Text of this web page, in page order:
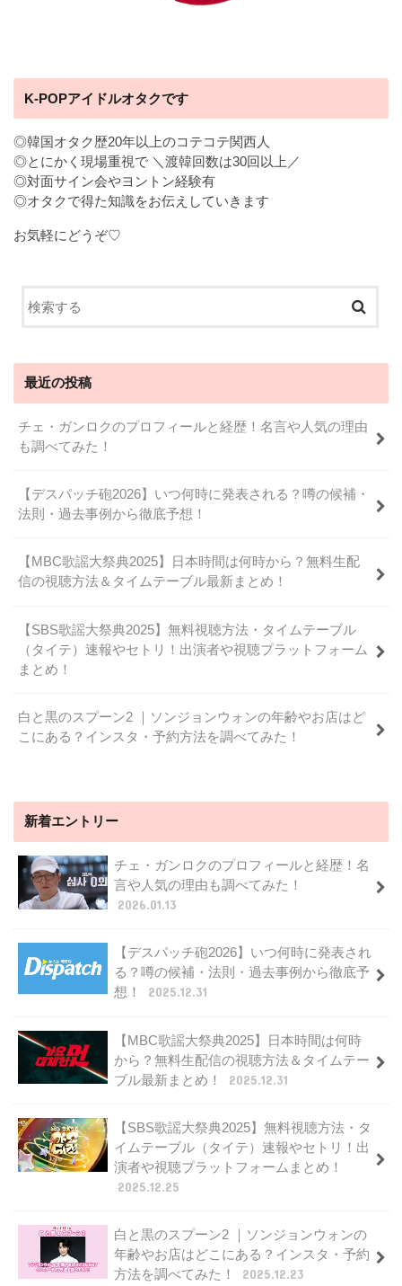
K-POPアイドルオタクです
◎韓国オタク歴20年以上のコテコテ関西人
◎とにかく現場重視で ＼渡韓回数は30回以上／
◎対面サイン会やヨントン経験有
◎オタクで得た知識をお伝えしていきます
お気軽にどうぞ♡
最近の投稿
チェ・ガンロクのプロフィールと経歴！名言や人気の理由
も調べてみた！
【デスパッチ砲2026】いつ何時に発表される？噂の候補・
法則・過去事例から徹底予想！
【MBC歌謡大祭典2025】日本時間は何時から？無料生配
信の視聴方法＆タイムテーブル最新まとめ！
【SBS歌謡大祭典2025】無料視聴方法・タイムテーブル
（タイテ）速報やセトリ！出演者や視聴プラットフォーム
まとめ！
白と黒のスプーン2 ｜ソンジョンウォンの年齢やお店はど
こにある？インスタ・予約方法を調べてみた！
新着エントリー
チェ・ガンロクのプロフィールと経歴！名
言や人気の理由も調べてみた！
2026.01.13
【デスパッチ砲2026】いつ何時に発表され
る？噂の候補・法則・過去事例から徹底予
想！
2025.12.31
【MBC歌謡大祭典2025】日本時間は何時
から？無料生配信の視聴方法＆タイムテー
ブル最新まとめ！
2025.12.31
【SBS歌謡大祭典2025】無料視聴方法・タ
イムテーブル（タイテ）速報やセトリ！出
演者や視聴プラットフォームまとめ！
2025.12.25
白と黒のスプーン2 ｜ソンジョンウォンの
年齢やお店はどこにある？インスタ・予約
方法を調べてみた！
2025.12.23